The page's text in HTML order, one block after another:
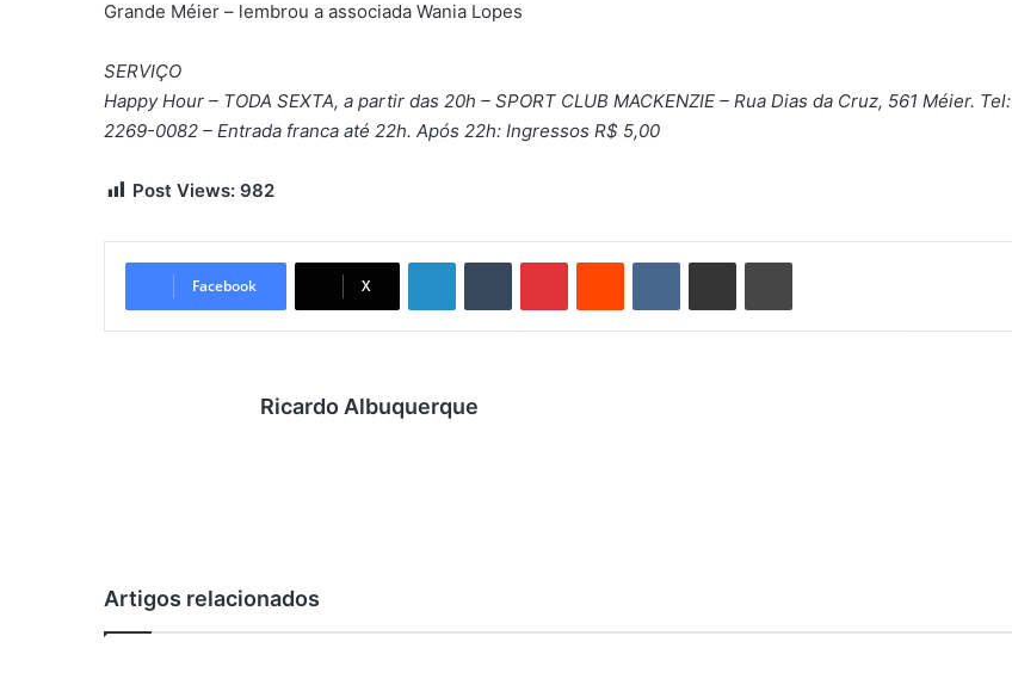
Grande Méier – lembrou a associada Wania Lopes
SERVIÇO
Happy Hour – TODA SEXTA, a partir das 20h – SPORT CLUB MACKENZIE – Rua Dias da Cruz, 561 Méier. Tel:
2269-0082 – Entrada franca até 22h. Após 22h: Ingressos R$ 5,00
Post Views: 982
Facebook X
Linkedin VK
Ricardo Albuquerque
Artigos relacionados